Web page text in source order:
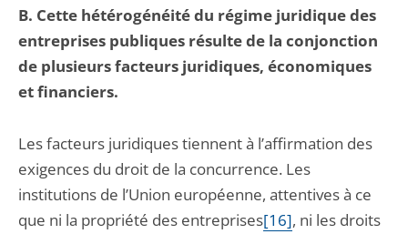
B. Cette hétérogénéité du régime juridique des
entreprises publiques résulte de la conjonction
de plusieurs facteurs juridiques, économiques
et financiers.
Les facteurs juridiques tiennent à l’affirmation des
exigences du droit de la concurrence. Les
institutions de l’Union européenne, attentives à ce
que ni la propriété des entreprises[16], ni les droits